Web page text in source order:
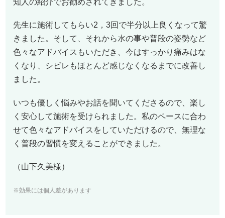
知人の紹介でお勧めされてきました。
先生に施術してもらい2，3回で半分以上良くなって驚
きました。そして、それから水の事や普段の姿勢など
色々なアドバイスもいただき、今はすっかり痛みはな
くなり、シビレもほとんど感じなくなるまでに改善し
ました。
いつも優しく悩みやお話を聞いてくださるので、楽し
く安心して施術を受けられました。私のペースに合わ
せて色々なアドバイスをしていただけるので、無理な
く普段の習慣を変えることができました。
（山下久美様）
※効果には個人差があります